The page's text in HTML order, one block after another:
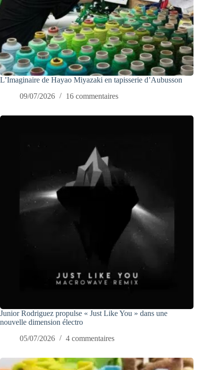
L’Imaginaire de Hayao Miyazaki en tapisserie d’Aubusson
09/07/2026
16 commentaires
Junior Rodriguez propulse « Just Like You » dans une
nouvelle dimension électro
05/07/2026
4 commentaires